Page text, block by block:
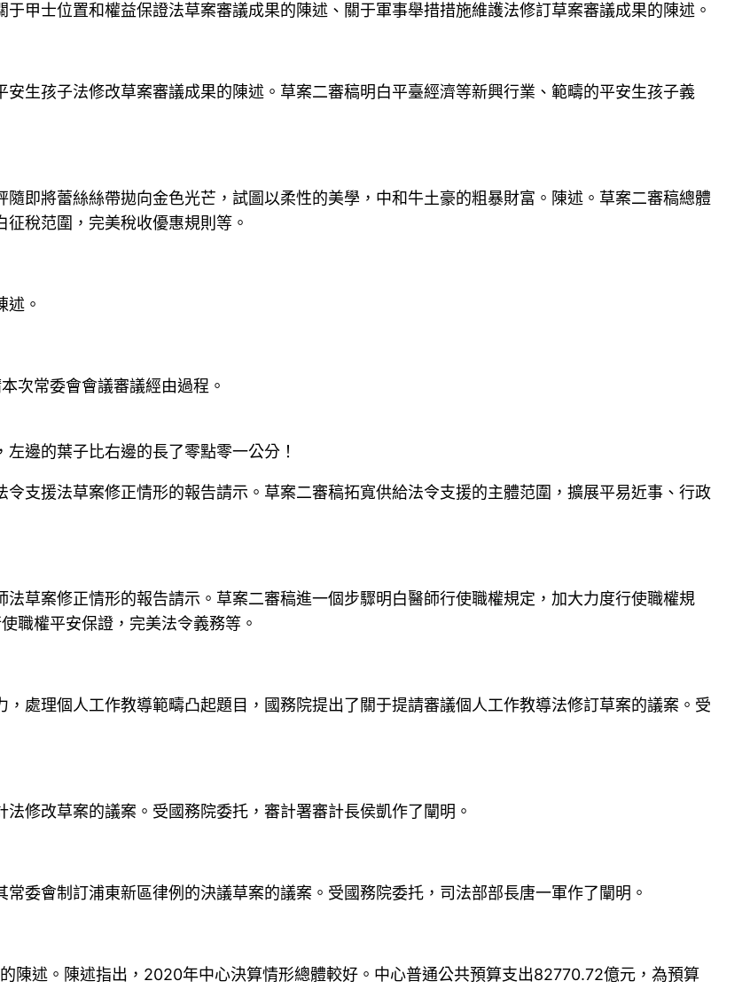
甲士位置和權益保證法草案審議成果的陳述、關于軍事舉措措施維護法修訂草案審議成果的陳述。
生孩子法修改草案審議成果的陳述。草案二審稿明白平臺經濟等新興行業、範疇的平安生孩子義
即將蕾絲絲帶拋向金色光芒，試圖以柔性的美學，中和牛土豪的粗暴財富。陳述。草案二審稿總體
稅范圍，完美稅收優惠規則等。
述。
次常委會會議審議經由過程。
邊的葉子比右邊的長了零點零一公分！
支援法草案修正情形的報告請示。草案二審稿拓寬供給法令支援的主體范圍，擴展平易近事、行政
草案修正情形的報告請示。草案二審稿進一個步驟明白醫師行使職權規定，加大力度行使職權規
職權平安保證，完美法令義務等。
處理個人工作教導範疇凸起題目，國務院提出了關于提請審議個人工作教導法修訂草案的議案。受
修改草案的議案。受國務院委托，審計署審計長侯凱作了闡明。
委會制訂浦東新區律例的決議草案的議案。受國務院委托，司法部部長唐一軍作了闡明。
陳述。陳述指出，2020年中心決算情形總體較好。中心普通公共預算支出82770.72億元，為預算